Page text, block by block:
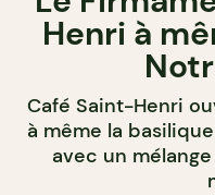
Henri à
Café Saint-Henri
à même la
avec un